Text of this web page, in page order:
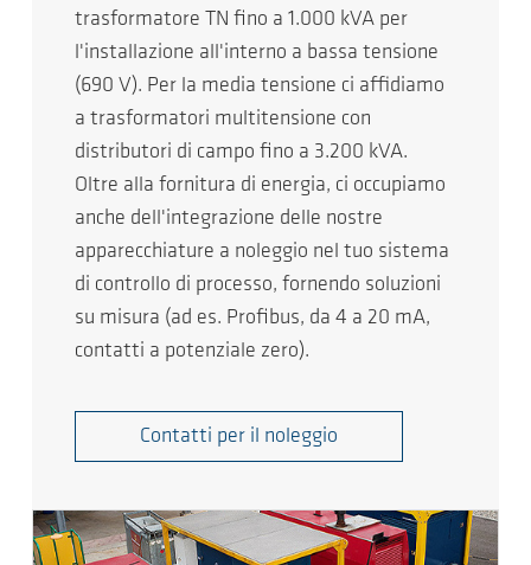
trasformatore TN fino a 1.000 kVA per
l'installazione all'interno a bassa tensione
(690 V). Per la media tensione ci affidiamo
a trasformatori multitensione con
distributori di campo fino a 3.200 kVA.
Oltre alla fornitura di energia, ci occupiamo
anche dell'integrazione delle nostre
apparecchiature a noleggio nel tuo sistema
di controllo di processo, fornendo soluzioni
su misura (ad es. Profibus, da 4 a 20 mA,
contatti a potenziale zero).
Contatti per il noleggio